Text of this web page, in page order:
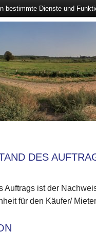
DES
Auftrags ist der
für den Käufer/
bestimmte Dienste und